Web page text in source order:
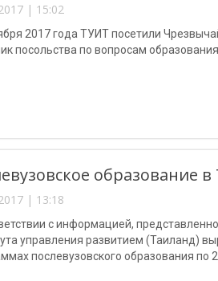
| 15:02
2017 года ТУИТ посетили
посольства по вопросам
образование
| 13:18
с информацией,
управления развитием (Таиланд)
послевузовского образования по